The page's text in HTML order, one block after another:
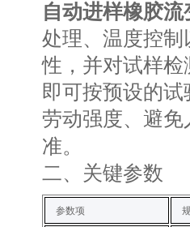
自动进样橡胶流
处理、温度控
性，并对试样
即可按预设的
劳动强度、避
准。
‌二、关键参数
‌参数项‌